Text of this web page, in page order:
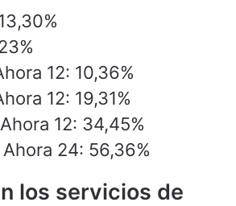
12: 10,36%
12: 19,31%
12: 34,45%
24: 56,36%
los servicios de